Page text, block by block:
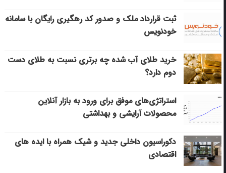
ثبت قرارداد ملک و صدور کد رهگیری رایگان با سامانه
خودنویس
خرید طلای آب شده چه برتری نسبت به طلای دست
دوم دارد؟
استراتژی‌های موفق برای ورود به بازار آنلاین
محصولات آرایشی و بهداشتی
دکوراسیون داخلی جدید و شیک همراه با ایده های
اقتصادی